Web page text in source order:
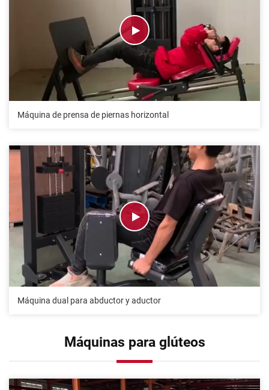
Máquina de prensa de piernas horizontal
Máquina dual para abductor y aductor
Máquinas para glúteos